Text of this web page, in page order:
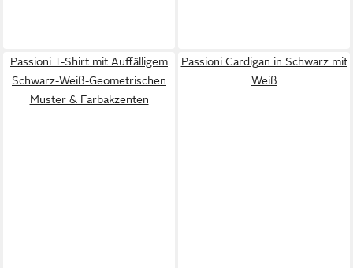
Passioni T-Shirt mit Auffälligem
Schwarz-Weiß-Geometrischen
Muster & Farbakzenten
Passioni Cardigan in Schwarz mit
Weiß